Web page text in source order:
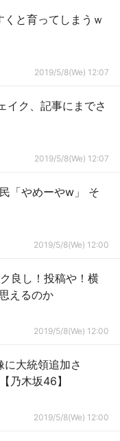
くと育ってしまうｗ
2019/5/8(We) 12:07
イク、記事にまでさ
2019/5/8(We) 12:07
「やめーやw」 そ
2019/5/8(We) 12:00
良し！投稿や！横
えるのか
2019/5/8(We) 12:00
に大統領追加さ
乃木坂46】
2019/5/8(We) 12:00